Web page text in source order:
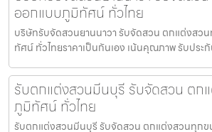
ออกแบบภูมิทัศน์ ทั่วไทย
บริษัทรับจัดสวนยานนาวา รับจัดสวน ตกแต่งสว
ทัศน์ ทั่วไทยราคาเป็นกันเอง เน้นคุณภาพ รับประ
รับตกแต่งสวนมีนบุรี รับจัดสวน ตก
ภูมิทัศน์ ทั่วไทย
รับตกแต่งสวนมีนบุรี รับจัดสวน ตกแต่งสวนทุก